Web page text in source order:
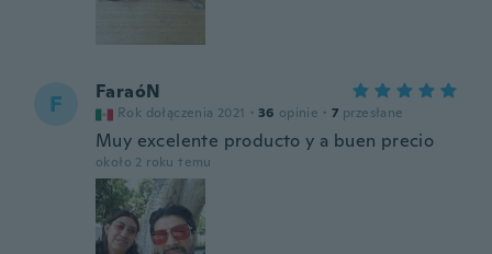
F FaraóN
Rok dołączenia 2021 · 36 opinie · 7 przesłane
Muy excelente producto y a buen precio
około 2 roku temu